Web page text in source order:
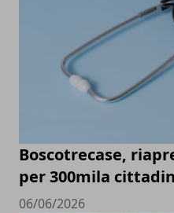
Boscotrecase,
per 300mila
06/06/2026